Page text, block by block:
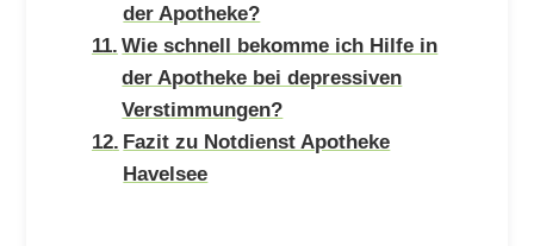
der Apotheke?
Wie schnell bekomme ich Hilfe in
der Apotheke bei depressiven
Verstimmungen?
Fazit zu Notdienst Apotheke
Havelsee